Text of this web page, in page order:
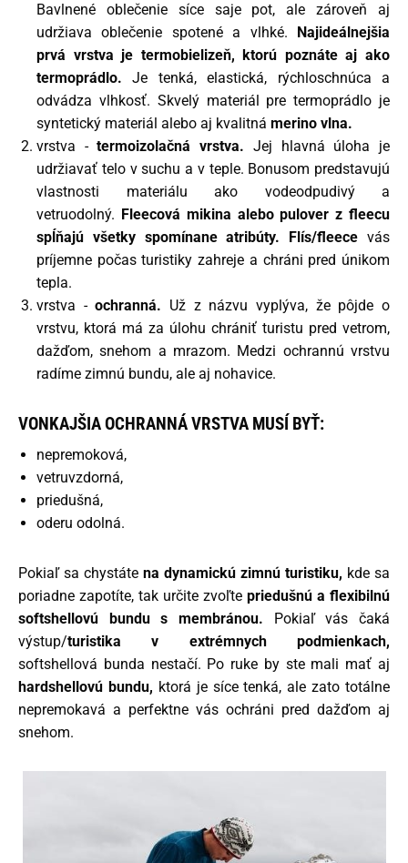
Bavlnené oblečenie síce saje pot, ale zároveň aj
udržiava oblečenie spotené a vlhké. Najideálnejšia
prvá vrstva je termobielizeň, ktorú poznáte aj ako
termoprádlo. Je tenká, elastická, rýchloschnúca a
odvádza vlhkosť. Skvelý materiál pre termoprádlo je
syntetický materiál alebo aj kvalitná merino vlna.
vrstva -termoizolačná vrstva. Jej hlavná úloha je
udržiavať telo v suchu a v teple. Bonusom predstavujú
vlastnosti materiálu ako vodeodpudivý a
vetruodolný. Fleecová mikina alebo pulover z fleecu
spĺňajú všetky spomínane atribúty. Flís/fleece vás
príjemne počas turistiky zahreje a chráni pred únikom
tepla.
vrstva -ochranná. Už z názvu vyplýva, že pôjde o
vrstvu, ktorá má za úlohu chrániť turistu pred vetrom,
dažďom, snehom a mrazom. Medzi ochrannú vrstvu
radíme zimnú bundu, ale aj nohavice.
VONKAJŠIA OCHRANNÁ VRSTVA MUSÍ BYŤ:
nepremoková,
vetruvzdorná,
priedušná,
oderu odolná.
Pokiaľ sa chystáte na dynamickú zimnú turistiku, kde sa
poriadne zapotíte, tak určite zvoľte priedušnú a flexibilnú
softshellovú bundu s membránou. Pokiaľ vás čaká
výstup/turistika v extrémnych podmienkach,
softshellová bunda nestačí. Po ruke by ste mali mať aj
hardshellovú bundu, ktorá je síce tenká, ale zato totálne
nepremokavá a perfektne vás ochráni pred dažďom aj
snehom.